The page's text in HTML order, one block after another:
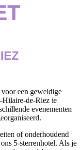
een geweldige
Hilaire-de-Riez te
evenementen
of onderhoudend
5-sterrenhotel. Als je